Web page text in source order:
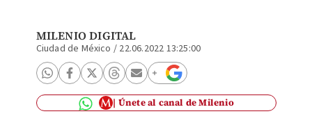
MILENIO DIGITAL
Ciudad de México / 22.06.2022 13:25:00
Únete al canal de Milenio